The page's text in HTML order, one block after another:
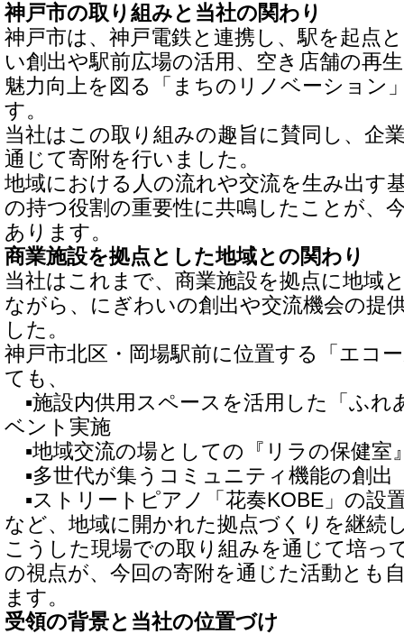
神戸市の取り組みと当社の関わり
神戸市は、神戸電鉄と連携し、駅を起点
い創出や駅前広場の活用、空き店舗の再
魅力向上を図る「まちのリノベーション
す。
当社はこの取り組みの趣旨に賛同し、企
通じて寄附を行いました。
地域における人の流れや交流を生み出す
の持つ役割の重要性に共鳴したことが、
あります。
商業施設を拠点とした地域との関わり
当社はこれまで、商業施設を拠点に地域
ながら、にぎわいの創出や交流機会の提
した。
神戸市北区・岡場駅前に位置する「エコ
ても、
▪施設内供用スペースを活用した「ふれ
ベント実施
▪地域交流の場としての『リラの保健室
▪多世代が集うコミュニティ機能の創出
▪ストリートピアノ「花奏KOBE」の設
など、地域に開かれた拠点づくりを継続
こうした現場での取り組みを通じて培っ
の視点が、今回の寄附を通じた活動とも
ます。
受領の背景と当社の位置づけ